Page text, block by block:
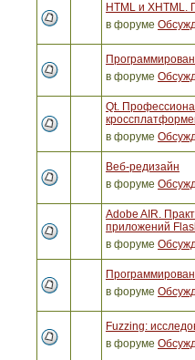
HTML и XHTML.
в форуме
в форуме
Qt.
в форуме
Веб-редизайн
в форуме
Adobe AIR.
приложений
в форуме
в форуме
Fuzzing:
в форуме